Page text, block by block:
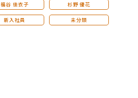
福谷 佳衣子 杉野 優花
新入社員 未分類